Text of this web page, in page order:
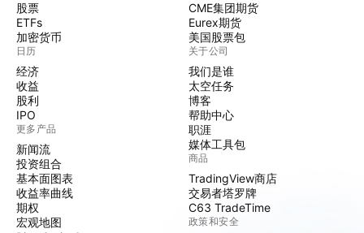
股票
ETFs
加密货币
日历
经济
收益
股利
IPO
更多产品
新闻流
投资组合
基本面图表
收益率曲线
期权
宏观地图
CME集团期货
Eurex期货
美国股票包
关于公司
我们是谁
太空任务
博客
帮助中心
职涯
媒体工具包
商品
TradingView商店
交易者塔罗牌
C63 TradeTime
政策和安全